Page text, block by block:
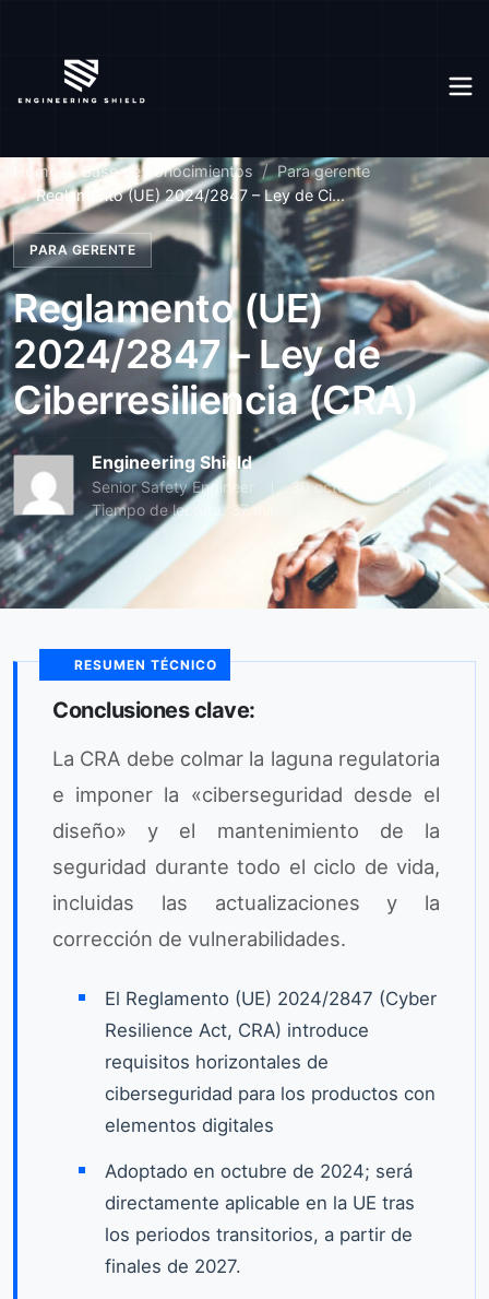
Home Base de conocimientos
Para gerente
Reglamento (UE) 2024/2847 – Ley de Ci...
PARA GERENTE
Reglamento (UE)
2024/2847 – Ley de
Ciberresiliencia (CRA)
Engineering Shield
Senior Safety Engineer
30 octubre 2025
Tiempo de lectura: 37 min
RESUMEN TÉCNICO
Conclusiones clave:
La CRA debe colmar la laguna regulatoria
e imponer la «ciberseguridad desde el
diseño» y el mantenimiento de la
seguridad durante todo el ciclo de vida,
incluidas las actualizaciones y la
corrección de vulnerabilidades.
El Reglamento (UE) 2024/2847 (Cyber
Resilience Act, CRA) introduce
requisitos horizontales de
ciberseguridad para los productos con
elementos digitales
Adoptado en octubre de 2024; será
directamente aplicable en la UE tras
los periodos transitorios, a partir de
finales de 2027.